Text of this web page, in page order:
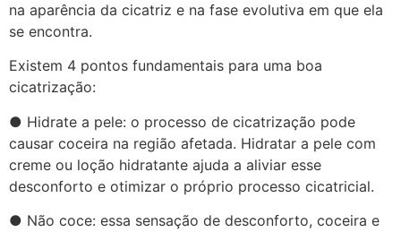
na aparência da cicatriz e na fase evolutiva em que ela
se encontra.
Existem 4 pontos fundamentais para uma boa
cicatrização:
● Hidrate a pele: o processo de cicatrização pode
causar coceira na região afetada. Hidratar a pele com
creme ou loção hidratante ajuda a aliviar esse
desconforto e otimizar o próprio processo cicatricial.
● Não coce: essa sensação de desconforto, coceira e